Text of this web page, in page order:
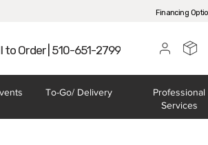
Financing
Order | 510-651-2799
To-Go/Delivery
Professional
Services